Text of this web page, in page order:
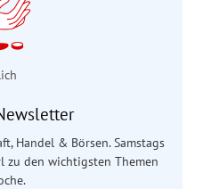
Handel & Börsen. Samstags
zu den wichtigsten Themen